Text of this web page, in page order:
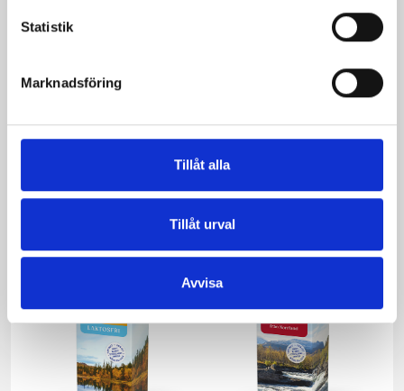
Statistik
Marknadsföring
Tillåt alla
Tillåt urval
Avvisa